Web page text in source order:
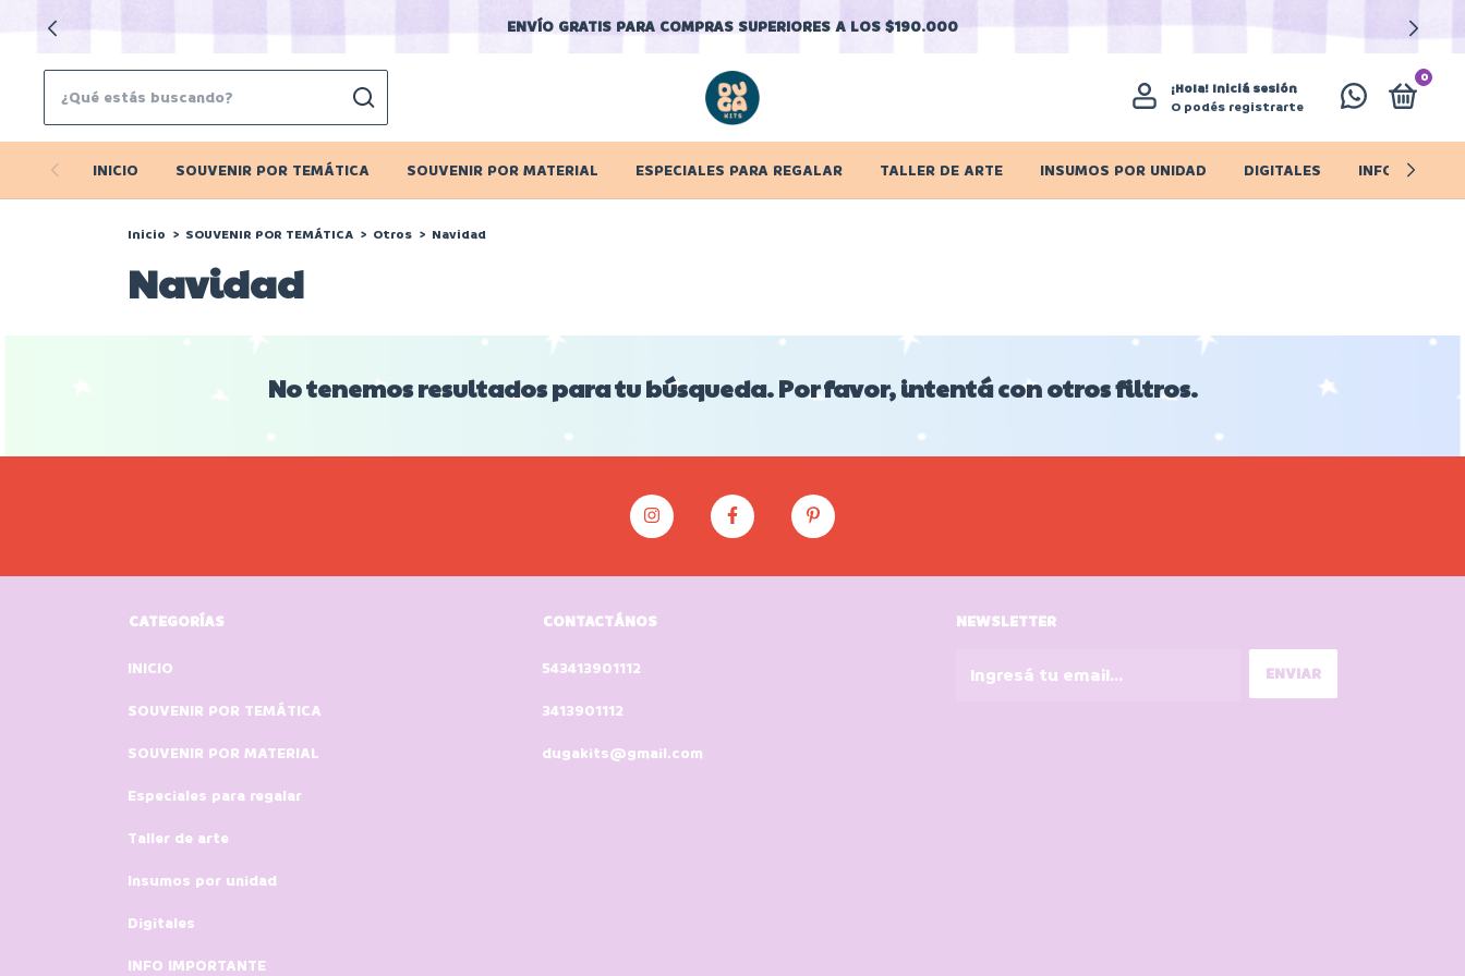
ENVÍO GRATIS PARA COMPRAS SUPERIORES A LOS $190.000
¡Hola! Iniciá sesión
O podés registrarte
0
INICIO SOUVENIR POR TEMÁTICA SOUVENIR POR MATERIAL ESPECIALES PARA REGALAR TALLER DE ARTE INSUMOS POR UNIDAD DIGITALES INFO
Inicio > SOUVENIR POR TEMÁTICA > Otros > Navidad
Navidad
No tenemos resultados para tu búsqueda. Por favor, intentá con otros filtros.
CATEGORÍAS
INICIO
SOUVENIR POR TEMÁTICA
SOUVENIR POR MATERIAL
Especiales para regalar
Taller de arte
Insumos por unidad
Digitales
INFO IMPORTANTE
CONTACTÁNOS
543413901112
3413901112
dugakits@gmail.com
NEWSLETTER